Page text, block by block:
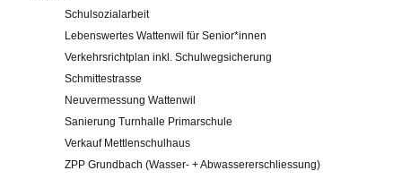
Impressum
Schulsozialarbeit
Lebenswertes Wattenwil für Senior*innen
Verkehrsrichtplan inkl. Schulwegsicherung
Schmittestrasse
Neuvermessung Wattenwil
Sanierung Turnhalle Primarschule
Verkauf Mettlenschulhaus
ZPP Grundbach (Wasser- + Abwassererschliessung)